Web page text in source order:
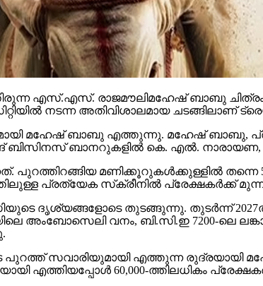
എസ്.എസ്. രാജമൗലിമഹേഷ് ബാബു
നടന്ന അതിവിശാലമായ ചടങ്ങിലാണ്
മഹേഷ് ബാബു എത്തുന്നു. മഹേഷ് ബാബു,
ബിസിനസ് ബാനറുകളില്‍ കെ. എല്‍. നാരായണ,
പുറത്തിറങ്ങിയ മണിക്കൂറുകള്‍ക്കുള്ളില്‍ തന്നെ
പ്രത്യേക സ്‌ക്രീനില്‍ പ്രേക്ഷകര്‍ക്ക്
ദൃശ്യങ്ങളോടെ തുടങ്ങുന്നു. തുടര്‍ന്ന് 2027ല്‍
വനം, ബി.സി.ഇ 7200-ലെ
പുറത്ത് സവാരിയുമായി എത്തുന്ന രുദ്രയായി
എത്തിയപ്പോള്‍ 60,000-ത്തിലധികം